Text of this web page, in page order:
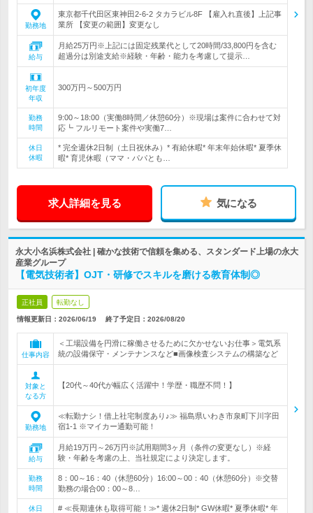
勤務地
東京都千代田区東神田2-6-2 タカラビル8F 【雇入れ直後】上記事
業所 【変更の範囲】変更なし
給与
月給25万円※上記には固定残業代として20時間/33,800円を含む
超過分は別途支給※経験・年齢・能力を考慮して提示…
初年度
年収
300万円～500万円
勤務
時間
9:00～18:00（実働8時間／休憩60分）※現場は案件に合わせて対
応┗ フルリモート案件や実働7…
休日
休暇
* 完全週休2日制（土日祝休み）* 有給休暇* 年末年始休暇* 夏季休
暇* 育児休暇（ママ・パパとも…
求人詳細を見る 気になる
永大小名浜株式会社 | 確かな技術で信頼を集める、スタンダード上場の永大
産業グループ
【電気技術者】OJT・研修でスキルを磨ける教育体制◎
正社員 転勤なし
情報更新日：2026/06/19 終了予定日： 2026/08/20
仕事内容
＜工場設備を円滑に稼働させるために欠かせないお仕事＞電気系
統の設備保守・メンテナンスなど■画像検査システムの構築など
対象と
なる方
【20代～40代が幅広く活躍中！学歴・職歴不問！】
勤務地
≪転勤ナシ！借上社宅制度あり♪≫ 福島県いわき市泉町下川字田
宿1-1 ※マイカー通勤可能！
給与
月給19万円～26万円※試用期間3ヶ月（条件の変更なし）※経
験・年齢を考慮の上、当社規定により決定します。
勤務
時間
8：00～16：40（休憩60分）16:00～00：40（休憩60分）※交替
勤務の場合00：00～8…
休日
# ≪長期連休も取得可能！≫* 週休2日制* GW休暇* 夏季休暇* 年